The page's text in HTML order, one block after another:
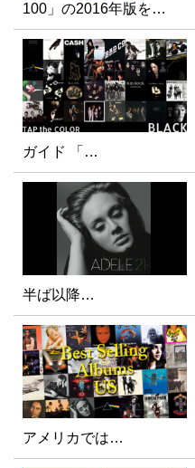
100」の2016年版を…
ガイド 「…
半ば以降…
アメリカでは…